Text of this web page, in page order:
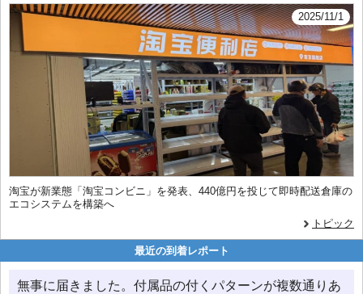
2025/11/1
淘宝が新業態「淘宝コンビニ」を発表、440億円を投じて即時配送倉庫の
エコシステムを構築へ
トピック
最近の到着レポート
無事に届きました。付属品の付くパターンが複数通りあ